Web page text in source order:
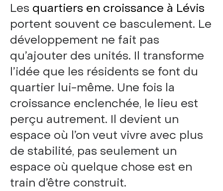
Les quartiers en croissance à Lévis
portent souvent ce basculement. Le
développement ne fait pas
qu’ajouter des unités. Il transforme
l’idée que les résidents se font du
quartier lui-même. Une fois la
croissance enclenchée, le lieu est
perçu autrement. Il devient un
espace où l’on veut vivre avec plus
de stabilité, pas seulement un
espace où quelque chose est en
train d’être construit.